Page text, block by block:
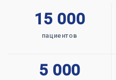
15 000
пациентов
5 000